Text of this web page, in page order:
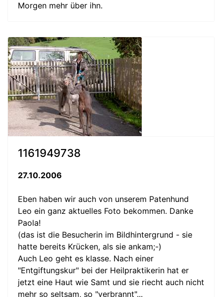
Morgen mehr über ihn.
1161949738
27.10.2006
Eben haben wir auch von unserem Patenhund
Leo ein ganz aktuelles Foto bekommen. Danke
Paola!
(das ist die Besucherin im Bildhintergrund - sie
hatte bereits Krücken, als sie ankam;-)
Auch Leo geht es klasse. Nach einer
"Entgiftungskur" bei der Heilpraktikerin hat er
jetzt eine Haut wie Samt und sie riecht auch nicht
mehr so seltsam, so "verbrannt"...